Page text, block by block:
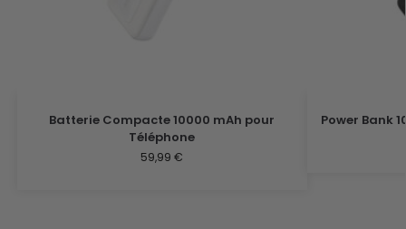
Batterie Compacte 10000 mAh pour
Téléphone
59,99€
Power Bank